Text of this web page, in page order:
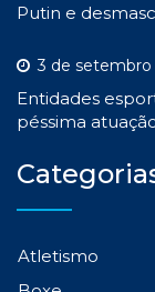
Putin e
3 de setembro
Entidades
péssima
Atletismo